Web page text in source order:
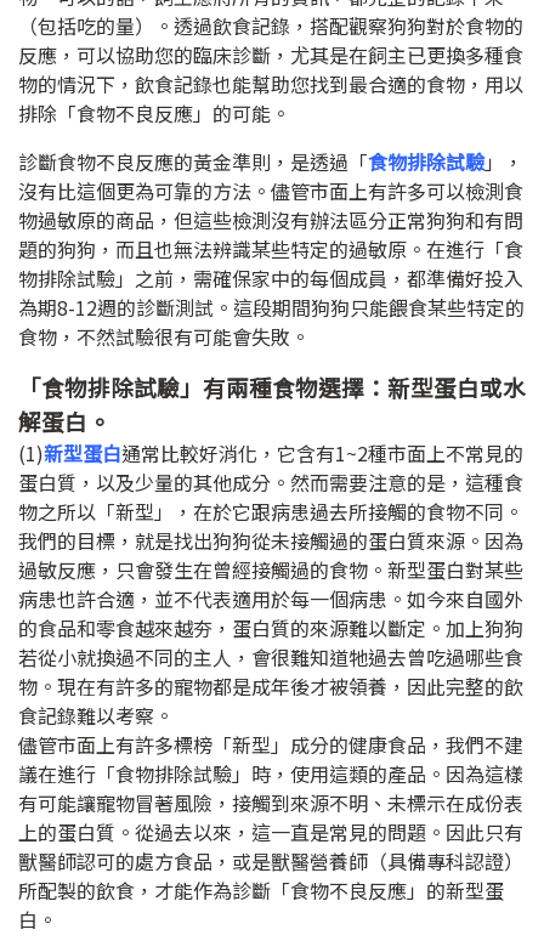
（包括吃的量）。透過飲食記錄，搭配觀察狗狗對於食物的
反應，可以協助您的臨床診斷，尤其是在飼主已更換多種食
物的情況下，飲食記錄也能幫助您找到最合適的食物，用以
排除「食物不良反應」的可能。
診斷食物不良反應的黃金準則，是透過「食物排除試驗」，
沒有比這個更為可靠的方法。儘管市面上有許多可以檢測食
物過敏原的商品，但這些檢測沒有辦法區分正常狗狗和有問
題的狗狗，而且也無法辨識某些特定的過敏原。在進行「食
物排除試驗」之前，需確保家中的每個成員，都準備好投入
為期8-12週的診斷測試。這段期間狗狗只能餵食某些特定的
食物，不然試驗很有可能會失敗。
「食物排除試驗」有兩種食物選擇：新型蛋白或水
解蛋白。
(1)新型蛋白通常比較好消化，它含有1~2種市面上不常見的
蛋白質，以及少量的其他成分。然而需要注意的是，這種食
物之所以「新型」，在於它跟病患過去所接觸的食物不同。
我們的目標，就是找出狗狗從未接觸過的蛋白質來源。因為
過敏反應，只會發生在曾經接觸過的食物。新型蛋白對某些
病患也許合適，並不代表適用於每一個病患。如今來自國外
的食品和零食越來越夯，蛋白質的來源難以斷定。加上狗狗
若從小就換過不同的主人，會很難知道牠過去曾吃過哪些食
物。現在有許多的寵物都是成年後才被領養，因此完整的飲
食記錄難以考察。
儘管市面上有許多標榜「新型」成分的健康食品，我們不建
議在進行「食物排除試驗」時，使用這類的產品。因為這樣
有可能讓寵物冒著風險，接觸到來源不明、未標示在成份表
上的蛋白質。從過去以來，這一直是常見的問題。因此只有
獸醫師認可的處方食品，或是獸醫營養師（具備專科認證）
所配製的飲食，才能作為診斷「食物不良反應」的新型蛋
白。